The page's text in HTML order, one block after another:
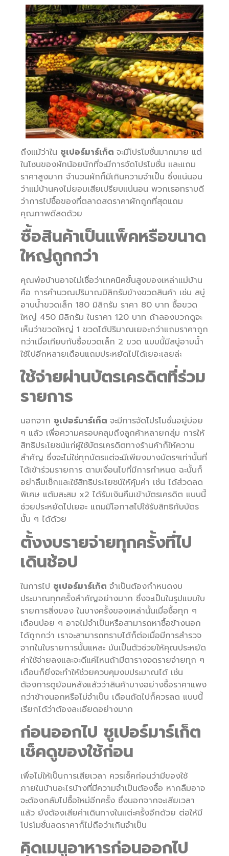
ถึงแม้ว่าใน ซูเปอร์มาร์เก็ต จะมีโปรโมชั่นมากมาย แต่
ในโซนของผักน้อยนักที่จะมีการจัดโปรโมชั่น และแถม
ราคาสูงมาก จำนวนผักก็มีเกินความจำเป็น ซึ่งแน่นอน
ว่าแม่บ้านคงไม่ยอมเสียเปรียบแน่นอน พวกเธอทราบดี
ว่าการไปซื้อของที่ตลาดสดราคาผักถูกที่สุดแถม
คุณภาพดีสดด้วย
ซื้อสินค้าเป็นแพ็คหรือขนาด
ใหญ่ถูกกว่า
คุณพ่อบ้านอาจไม่เชื่อว่าเทคนิคขั้นสูงของเหล่าแม่บ้าน
คือ การคำนวณปริมาณมิลิกรัมข้างขวดสินค้า เช่น สบู่
อาบน้ำขวดเล็ก 180 มิลิกรัม ราคา 80 บาท ซื้อขวด
ใหญ่ 450 มิลิกรัม ในราคา 120 บาท ถ้าลองบวกดูจะ
เห็นว่าขวดใหญ่ 1 ขวดได้ปริมาณเยอะกว่าแถมราคาถูก
กว่าเมื่อเทียบกับซื้อขวดเล็ก 2 ขวด แบบนี้มีสบู่อาบน้ำ
ใช้ไปอีกหลายเดือนแถมประหยัดไปได้เยอะเลยล่ะ
ใช้จ่ายผ่านบัตรเครดิตที่ร่วม
รายการ
นอกจาก ซูเปอร์มาร์เก็ต จะมีการจัดโปรโมชั่นอยู่บ่อย
ๆ แล้ว เพื่อความครอบคลุมถึงลูกค้าหลายกลุ่ม การให้
สิทธิประโยชน์แก่ผู้ใช้บัตรเครดิตทางร้านค้าก็ให้ความ
สำคัญ ซึ่งจะไม่ใช่ทุกบัตรแต่จะมีเพียงบางบัตรฯเท่านั้นที่
ได้เข้าร่วมรายการ ตามเงื่อนไขที่มีการกำหนด ฉะนั้นก็
อย่าลืมเช็กและใช้สิทธิประโยชน์ให้คุ้มค่า เช่น ได้ส่วดลด
พิเศษ แต้มสะสม x2 ได้รับเงินคืนเข้าบัตรเครดิต แบบนี้
ช่วยประหยัดไปเยอะ แถมมีโอกาสไปใช้รับสิทธิกับบัตร
นั้น ๆ ได้ด้วย
ตั้งงบรายจ่ายทุกครั้งที่ไป
เดินช้อป
ในการไป ซูเปอร์มาร์เก็ต จำเป็นต้องกำหนดงบ
ประมาณทุกครั้งสำคัญอย่างมาก ซึ่งจะเป็นในรูปแบบใบ
รายการสิ่งของ ในบางครั้งของเหล่านั้นเมื่อซื้อทุก ๆ
เดือนบ่อย ๆ อาจไม่จำเป็นหรือสามารถหาซื้อข้างนอก
ได้ถูกกว่า เราจะสามารถทราบได้ก็ต่อเมื่อมีการสำรวจ
จากในใบรายการนั้นแหละ มันเป็นตัวช่วยให้คุณประหยัด
ค่าใช้จ่ายลงและจะดีแค่ไหนถ้ามีตารางจดรายจ่ายทุก ๆ
เดือนก็ยิ่งจะทำให้ช่วยควบคุมงบประมาณได้ เช่น
ต้องการดูย้อนหลังแล้วว่าสินค้าบางอย่างซื้อราคาแพง
กว่าข้างนอกหรือไม่จำเป็น เดือนถัดไปก็ควรลด แบบนี้
เรียกได้ว่าต้องละเอียดอย่างมาก
ก่อนออกไป ซูเปอร์มาร์เก็ต
เช็คดูของใช้ก่อน
เพื่อไม่ให้เป็นการเสียเวลา ควรเช็คก่อนว่ามีของใช้
ภายในบ้านอะไรบ้างที่มีความจำเป็นต้องซื้อ หากลืมอาจ
จะต้องกลับไปซื้อใหม่อีกครั้ง ซึ่งนอกจากจะเสียเวลา
แล้ว ยังต้องเสียค่าเดินทางในแต่ะครั้งอีกด้วย ต่อให้มี
โปรโมชั่นลดราคาก็ไม่ถือว่าเกินจำเป็น
คิดเมนูอาหารก่อนออกไป